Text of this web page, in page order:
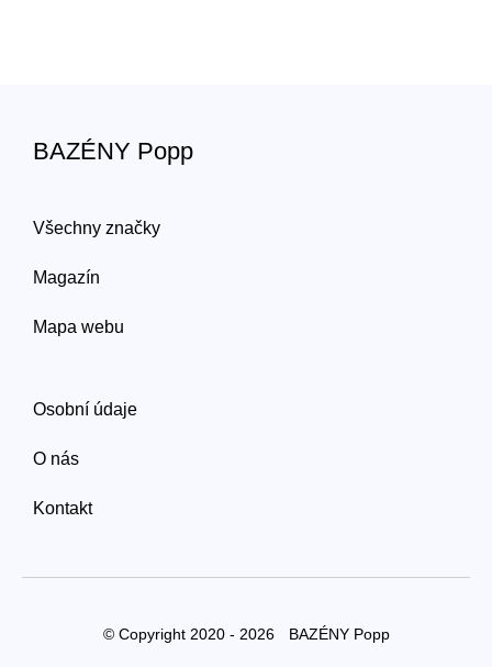
BAZÉNY Popp
Všechny značky
Magazín
Mapa webu
Osobní údaje
O nás
Kontakt
© Copyright 2020 - 2026 BAZÉNY Popp